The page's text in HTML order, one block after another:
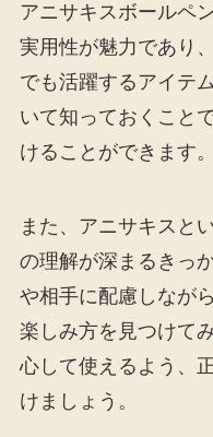
アニサキスボールペ
実用性が魅力であり
でも活躍するアイテ
いて知っておくこと
けることができます。
また、アニサキスと
の理解が深まるきっ
や相手に配慮しなが
楽しみ方を見つけて
心して使えるよう、
けましょう。